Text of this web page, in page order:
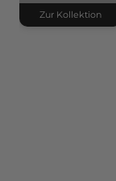
Zur Kollektion